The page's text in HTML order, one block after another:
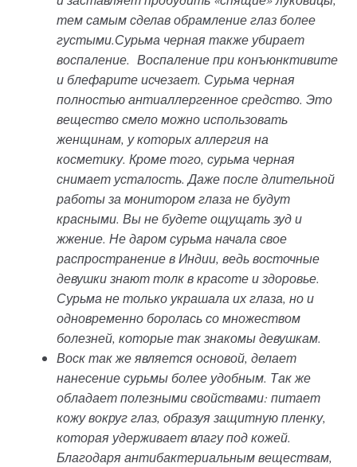
тем самым сделав обрамление глаз более
густыми.Сурьма черная также убирает
воспаление. Воспаление при конъюнктивите
и блефарите исчезает. Сурьма черная
полностью антиаллергенное средство. Это
вещество смело можно использовать
женщинам, у которых аллергия на
косметику. Кроме того, сурьма черная
снимает усталость. Даже после длительной
работы за монитором глаза не будут
красными. Вы не будете ощущать зуд и
жжение. Не даром сурьма начала свое
распространение в Индии, ведь восточные
девушки знают толк в красоте и здоровье.
Сурьма не только украшала их глаза, но и
одновременно боролась со множеством
болезней, которые так знакомы девушкам.
Воск так же является основой, делает
нанесение сурьмы более удобным. Так же
обладает полезными свойствами: питает
кожу вокруг глаз, образуя защитную пленку,
которая удерживает влагу под кожей.
Благодаря антибактериальным веществам,